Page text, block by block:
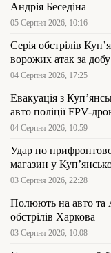
Андрія Беседіна
05 Серпня 2026, 10:16
Серія обстрілів
ворожих атак за добу
04 Серпня 2026, 17:25
Евакуація з
авто поліції FPV-
04 Серпня 2026, 10:59
Удар по
магазин у
03 Серпня 2026, 22:28
Полюють на авто та
обстрілів Харкова
03 Серпня 2026, 10:08